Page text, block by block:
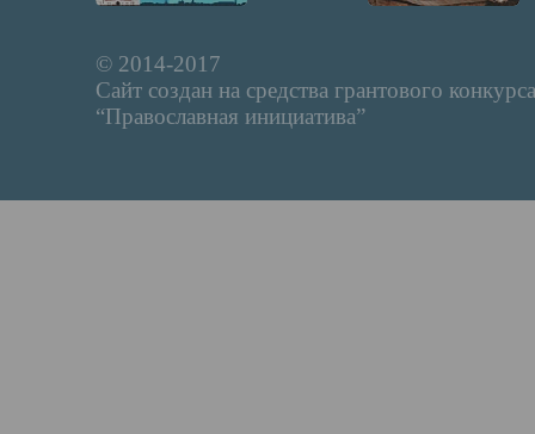
© 2014-2017
Сайт создан на средства грантового конкурса
“Православная инициатива”